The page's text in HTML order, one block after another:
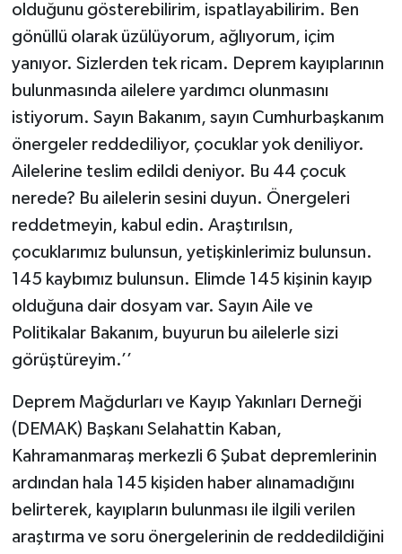
olduğunu gösterebilirim, ispatlayabilirim. Ben
gönüllü olarak üzülüyorum, ağlıyorum, içim
yanıyor. Sizlerden tek ricam. Deprem kayıplarının
bulunmasında ailelere yardımcı olunmasını
istiyorum. Sayın Bakanım, sayın Cumhurbaşkanım
önergeler reddediliyor, çocuklar yok deniliyor.
Ailelerine teslim edildi deniyor. Bu 44 çocuk
nerede? Bu ailelerin sesini duyun. Önergeleri
reddetmeyin, kabul edin. Araştırılsın,
çocuklarımız bulunsun, yetişkinlerimiz bulunsun.
145 kaybımız bulunsun. Elimde 145 kişinin kayıp
olduğuna dair dosyam var. Sayın Aile ve
Politikalar Bakanım, buyurun bu ailelerle sizi
görüştüreyim.’’
Deprem Mağdurları ve Kayıp Yakınları Derneği
(DEMAK) Başkanı Selahattin Kaban,
Kahramanmaraş merkezli 6 Şubat depremlerinin
ardından hala 145 kişiden haber alınamadığını
belirterek, kayıpların bulunması ile ilgili verilen
araştırma ve soru önergelerinin de reddedildiğini